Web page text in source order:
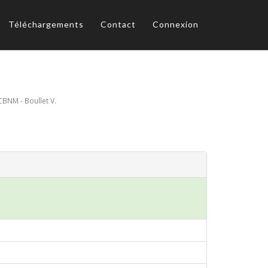
Téléchargements Contact Connexion
- Boullet V.